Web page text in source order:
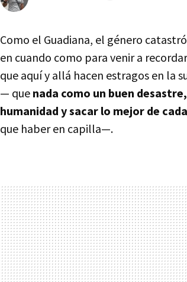
Como el Guadiana, el género
en cuando como para venir a
que aquí y allá hacen estragos en la
— que nada como un buen
humanidad y sacar lo mejor de
que haber en capilla—.